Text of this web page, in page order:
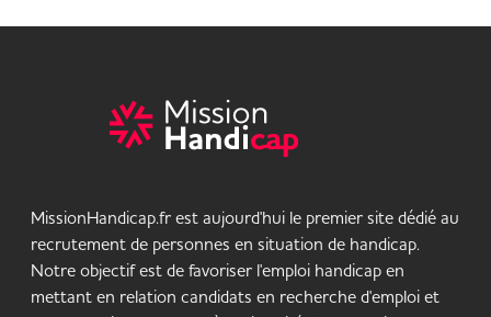
MissionHandicap.fr est aujourd'hui le premier site dédié au
recrutement de personnes en situation de handicap.
Notre objectif est de favoriser l'emploi handicap en
mettant en relation candidats en recherche d'emploi et